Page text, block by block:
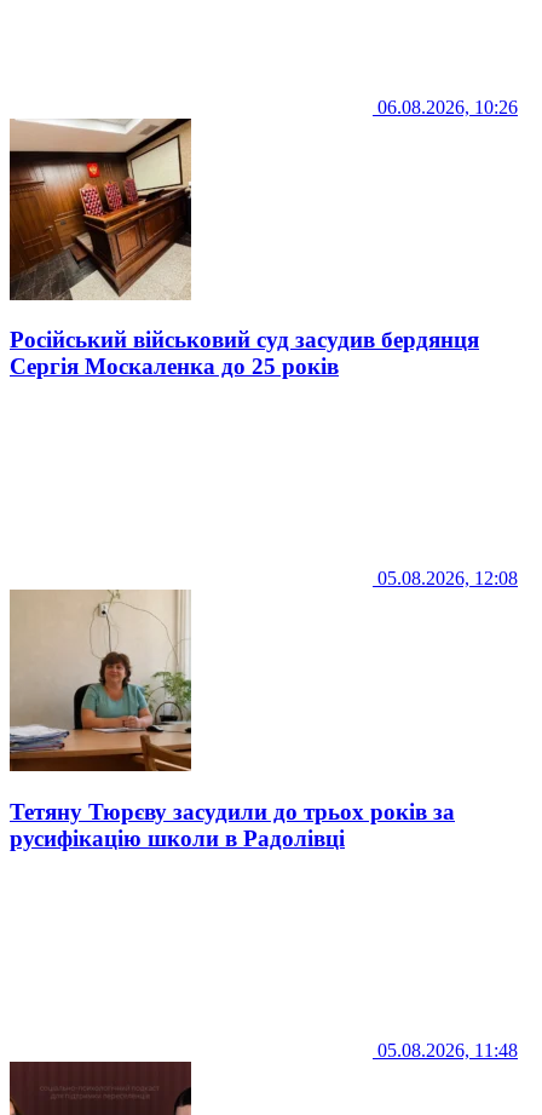
06.08.2026, 10:26
Російський військовий суд засудив бердянця
Сергія Москаленка до 25 років
05.08.2026, 12:08
Тетяну Тюрєву засудили до трьох років за
русифікацію школи в Радолівці
05.08.2026, 11:48